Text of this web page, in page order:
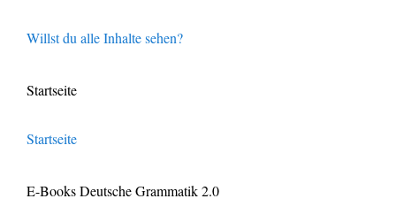
Willst du alle Inhalte sehen?
Startseite
Startseite
E-Books Deutsche Grammatik 2.0